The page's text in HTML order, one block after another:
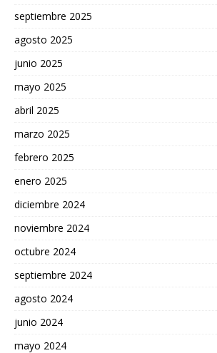
septiembre 2025
agosto 2025
junio 2025
mayo 2025
abril 2025
marzo 2025
febrero 2025
enero 2025
diciembre 2024
noviembre 2024
octubre 2024
septiembre 2024
agosto 2024
junio 2024
mayo 2024